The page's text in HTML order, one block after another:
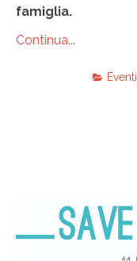
famiglia.
Continua...
Eventi